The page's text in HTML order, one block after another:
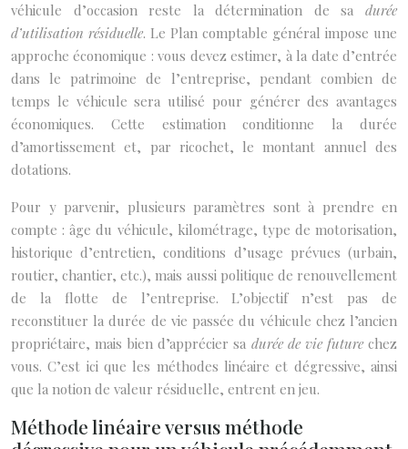
véhicule d’occasion reste la détermination de sa durée
d’utilisation résiduelle. Le Plan comptable général impose une
approche économique : vous devez estimer, à la date d’entrée
dans le patrimoine de l’entreprise, pendant combien de
temps le véhicule sera utilisé pour générer des avantages
économiques. Cette estimation conditionne la durée
d’amortissement et, par ricochet, le montant annuel des
dotations.
Pour y parvenir, plusieurs paramètres sont à prendre en
compte : âge du véhicule, kilométrage, type de motorisation,
historique d’entretien, conditions d’usage prévues (urbain,
routier, chantier, etc.), mais aussi politique de renouvellement
de la flotte de l’entreprise. L’objectif n’est pas de
reconstituer la durée de vie passée du véhicule chez l’ancien
propriétaire, mais bien d’apprécier sa durée de vie futurechez
vous. C’est ici que les méthodes linéaire et dégressive, ainsi
que la notion de valeur résiduelle, entrent en jeu.
Méthode linéaire versus méthode